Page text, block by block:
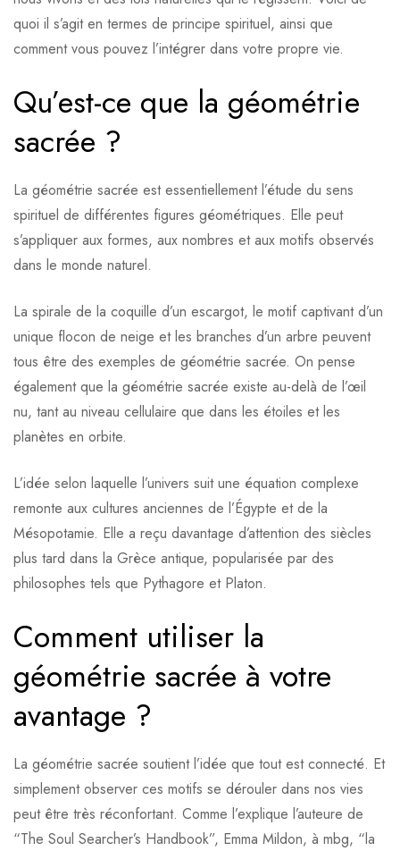
quoi il s’agit en termes de principe spirituel, ainsi que
comment vous pouvez l’intégrer dans votre propre vie.
Qu’est-ce que la géométrie
sacrée ?
La géométrie sacrée est essentiellement l’étude du sens
spirituel de différentes figures géométriques. Elle peut
s’appliquer aux formes, aux nombres et aux motifs observés
dans le monde naturel.
La spirale de la coquille d’un escargot, le motif captivant d’un
unique flocon de neige et les branches d’un arbre peuvent
tous être des exemples de géométrie sacrée. On pense
également que la géométrie sacrée existe au-delà de l’œil
nu, tant au niveau cellulaire que dans les étoiles et les
planètes en orbite.
L’idée selon laquelle l’univers suit une équation complexe
remonte aux cultures anciennes de l’Égypte et de la
Mésopotamie. Elle a reçu davantage d’attention des siècles
plus tard dans la Grèce antique, popularisée par des
philosophes tels que Pythagore et Platon.
Comment utiliser la
géométrie sacrée à votre
avantage ?
La géométrie sacrée soutient l’idée que tout est connecté. Et
simplement observer ces motifs se dérouler dans nos vies
peut être très réconfortant. Comme l’explique l’auteure de
“The Soul Searcher’s Handbook”, Emma Mildon, à mbg, “la